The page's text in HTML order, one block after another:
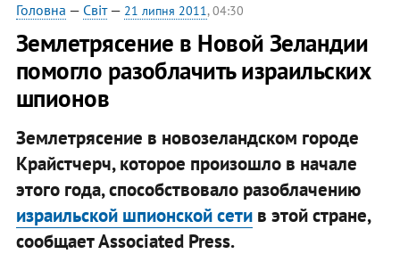
Головна — Світ— 21 липня 2011, 04:30
Землетрясение в Новой Зеландии
помогло разоблачить израильских
шпионов
Землетрясение в новозеландском городе
Крайстчерч, которое произошло в начале
этого года, способствовало разоблачению
израильской шпионской сетив этой стране,
сообщает Associated Press.